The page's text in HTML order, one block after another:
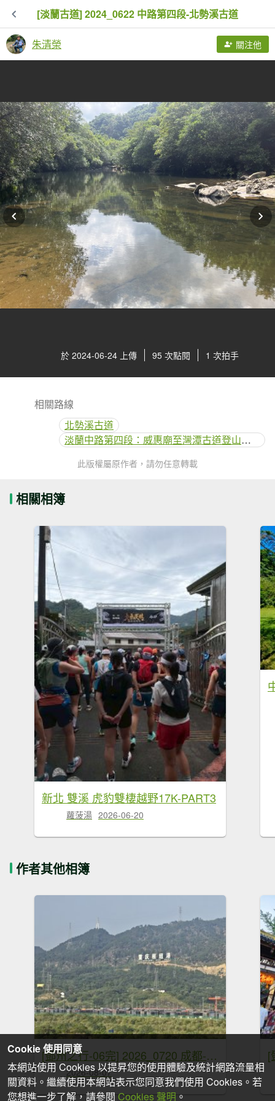
[淡蘭古道] 2024_0622 中路第四段-北勢溪古道
朱清榮 關注他
於 2024-06-24 上傳 95 次點閱 1 次拍手
相關路線
北勢溪古道
淡蘭中路第四段：威惠廟至灣潭古道登山口(崩山坑線)
此版權屬原作者，請勿任意轉載
相關相簿
新北 雙溪 虎豹雙棲越野17K-PART3
蘿菠湯 2026-06-20
作者其他相簿
[鄧州之行-06完] 2026_0720 成都-深圳-桃園
2026-08-07
[
Cookie 使用同意
本網站使用 Cookies 以提昇您的使用體驗及統計網路流量相
關資料。繼續使用本網站表示您同意我們使用 Cookies。若
您想進一步了解，請參閱 Cookies 聲明 。